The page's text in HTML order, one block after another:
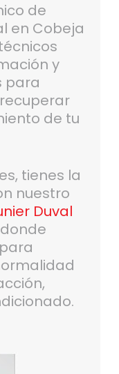
de
en Cobeja
y
para
de tu
tienes la
nuestro
Duval
donde